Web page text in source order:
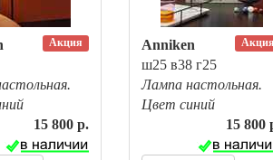
Акция
15 800 р.
Акция
Anniken
ш25 в38 г25
Лампа настольная.
Цвет синий
15 800